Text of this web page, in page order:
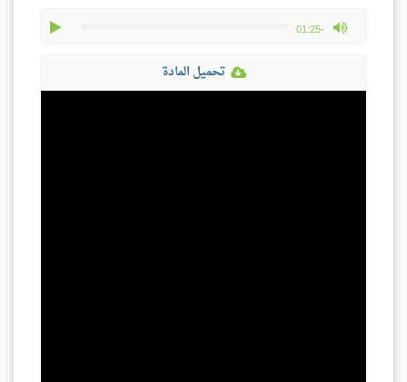
-01:25
max volume
تحميل المادة